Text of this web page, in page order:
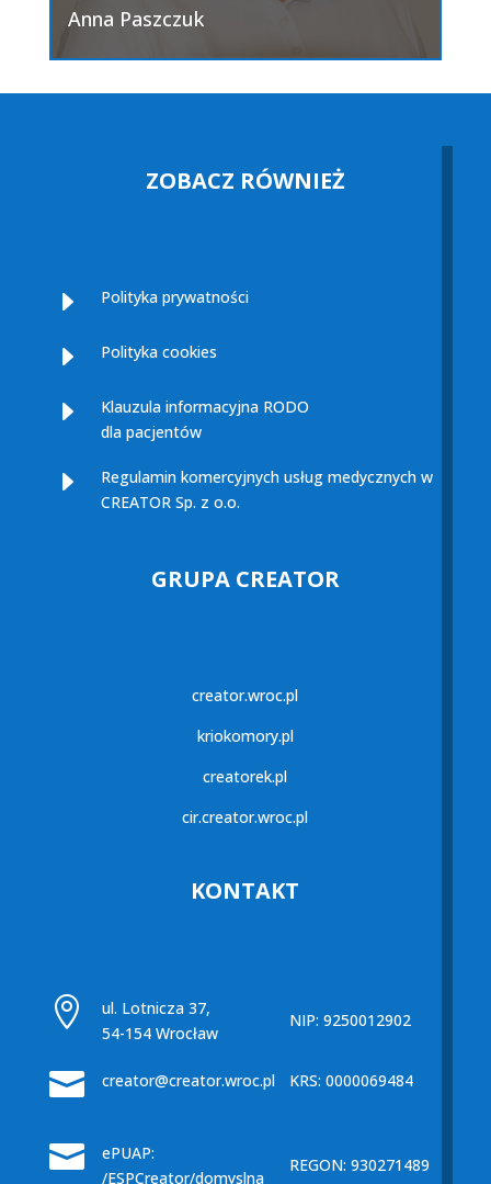
Anna Paszczuk
ZOBACZ RÓWNIEŻ
E Polityka prywatności
E Polityka cookies
E
Klauzula informacyjna RODO
dla pacjentów
E
Regulamin komercyjnych usług medycznych w
CREATOR Sp. z o.o.
GRUPA CREATOR
creator.wroc.pl
kriokomory.pl
creatorek.pl
cir.creator.wroc.pl
KONTAKT

ul. Lotnicza 37,
54-154 Wrocław
NIP: 9250012902
 creator@creator.wroc.pl KRS: 0000069484

ePUAP:
/ESPCreator/domyslna
REGON: 930271489